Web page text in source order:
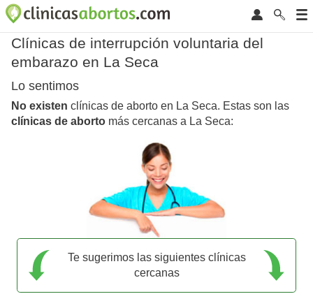
Clínicas de interrupción voluntaria del
embarazo en La Seca
Lo sentimos
No existen clínicas de aborto en La Seca. Estas son las
clínicas de aborto más cercanas a La Seca:
Te sugerimos las siguientes clínicas
cercanas